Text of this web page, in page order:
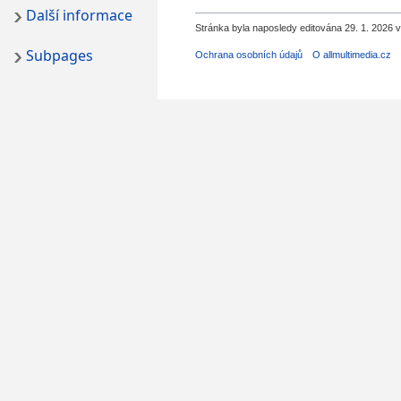
Stránka byla naposledy editována 29. 1. 2026 v
Ochrana osobních údajů O allmultimedia.cz
Další informace
Subpages